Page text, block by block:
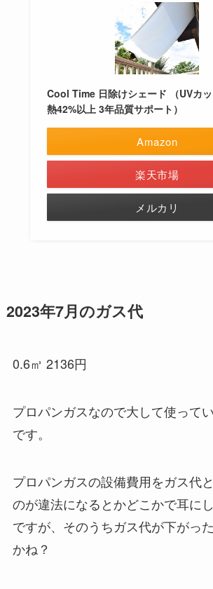
Cool Time 日除けシェード （UVカ
熱42%以上 3年品質サポート）
Amazon
楽天市場
メルカリ
2023年7月のガス代
0.6㎥ 2136円
プロパンガスなので大して使って
です。
プロパンガスの設備費用をガス代
のが違法になるとかどこかで耳に
ですが、そのうちガス代が下がっ
かね？